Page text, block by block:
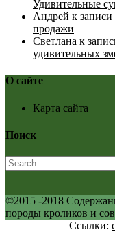
Удивительные
Андрей к записи
продажи
Светлана к
удивительных
О сайте
Карта сайта
Поиск
©2015 -2018
породы кроликов и
Ссылки: